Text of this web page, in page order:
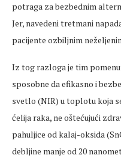
potraga za bezbednim
Jer, navedeni tretmani
pacijente ozbiljnim
Iz tog razloga je tim
sposobne da efikasno i
svetlo (NIR) u toplotu koja
ćelija raka, ne oštećujući
pahuljice od kalaj-oksida
debljine manje od 20